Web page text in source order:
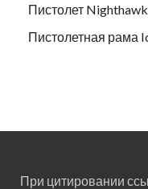
Пистолет
Пистолетная рама
При цитировании